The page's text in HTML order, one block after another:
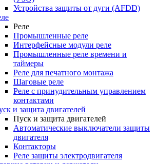
Устройства защиты от дуги (AFDD)
Реле
Промышленные реле
Интерфейсные модули реле
Промышленные реле времени и
таймеры
Реле для печатного монтажа
Шаговые реле
Реле с принудительным управлением
контактами
и защита двигателей
Пуск и защита двигателей
Автоматические выключатели защиты
двигателя
Контакторы
Реле защиты электродвигателя